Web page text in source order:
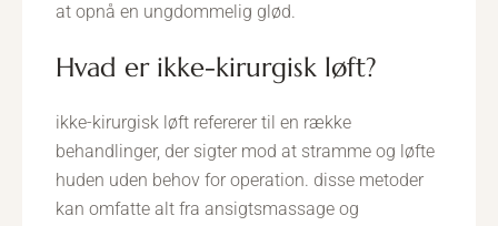
at opnå en ungdommelig glød.
hvad er ikke-kirurgisk løft?
ikke-kirurgisk løft refererer til en række
behandlinger, der sigter mod at stramme og løfte
huden uden behov for operation. disse metoder
kan omfatte alt fra ansigtsmassage og